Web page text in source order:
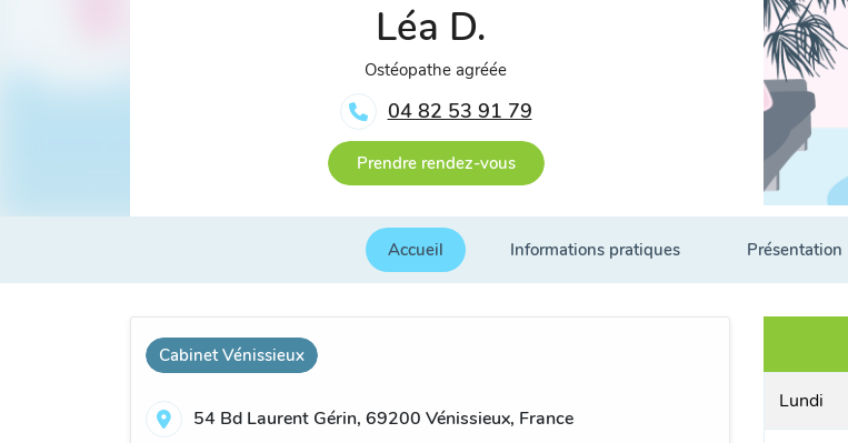
Léa D.
Ostéopathe agréée
04 82 53 91 79
Prendre rendez-vous
Accueil Informations pratiques Présentation
Cabinet Vénissieux
54 Bd Laurent Gérin, 69200 Vénissieux, France
Lundi